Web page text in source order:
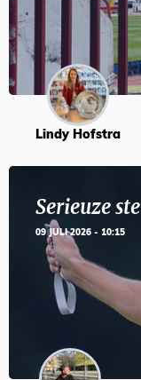
Lindy Hofstra
Serieuze
09 JULI 2026 - 10:15